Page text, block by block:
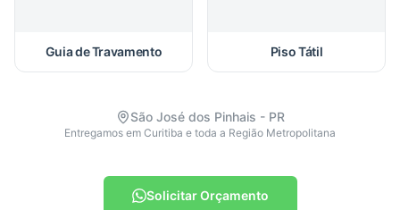
Guia de Travamento Piso Tátil
São José dos Pinhais - PR
Entregamos em Curitiba e toda a Região Metropolitana
Solicitar Orçamento